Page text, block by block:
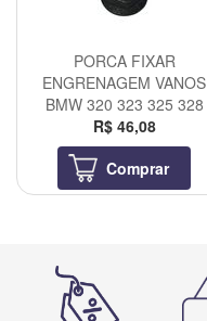
PORCA FIXAR
ENGRENAGEM VANOS
BMW 320 323 325 328
R$ 46,08
Comprar